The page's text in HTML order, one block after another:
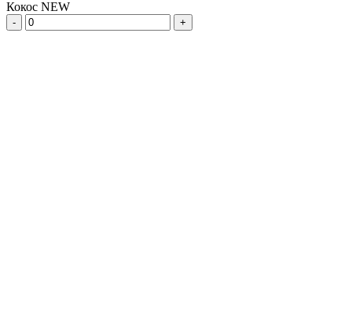
Кокос NEW
- +